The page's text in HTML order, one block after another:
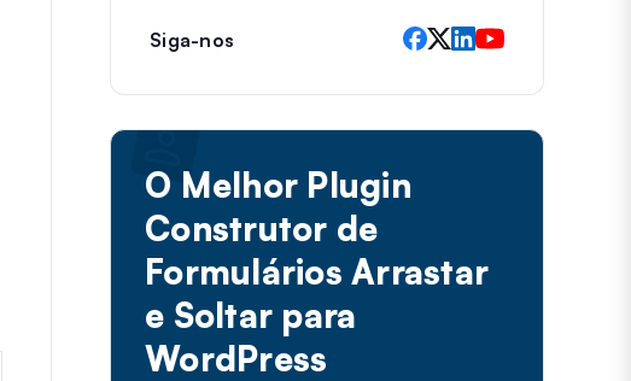
Siga-nos
O Melhor Plugin
Construtor de
Formulários Arrastar
e Soltar para
WordPress